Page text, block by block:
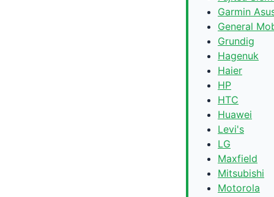
Garmin
General
Grundig
Hagenuk
Haier
HP
HTC
Huawei
Levi's
LG
Maxfield
Mitsubishi
Motorola